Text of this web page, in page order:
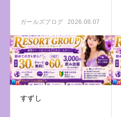
ガールズブログ 2026.08.07
すずし